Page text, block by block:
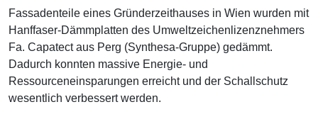
Fassadenteile eines Gründerzeithauses in Wien wurden mit
Hanffaser-Dämmplatten des Umweltzeichenlizenznehmers
Fa. Capatect aus Perg (Synthesa-Gruppe) gedämmt.
Dadurch konnten massive Energie- und
Ressourceneinsparungen erreicht und der Schallschutz
wesentlich verbessert werden.